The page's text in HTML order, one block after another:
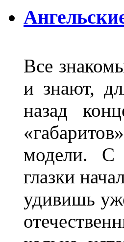
Все
и знают,
назад
модели. С
глазки
удивишь